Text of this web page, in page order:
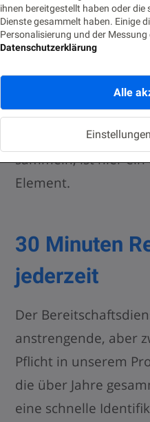
ihnen bereitgestellt haben oder
Dienste gesammelt haben. Einige
Personalisierung und der
Datenschutzerklärung
Alle
richtige Person, die
wichtigsten Punkt –
Grund, warum man
kann. Das Wissen,
sammeln, ist hier
Element.
30 Minuten
jederzeit
Der
anstrengende, aber
Pflicht in unserem
die über Jahre
eine schnelle